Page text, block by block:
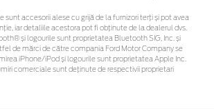
sunt accesorii alese cu grijă de la furnizori terți și pot avea
iar detaliile acestora pot fi obținute de la dealerul dvs.
și logourile sunt proprietatea Bluetooth SIG, Inc. și
de mărci de către compania Ford Motor Company se
iPhone/iPod și logourile sunt proprietatea Apple Inc.
comerciale sunt deținute de respectivii proprietari